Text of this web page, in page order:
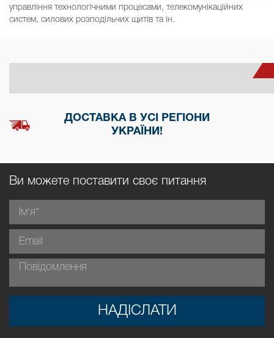
управління технологічними процесами, телекомунікаційних
систем, силових розподільчих щитів та ін.
ДОСТАВКА В УСІ РЕГІОНИ
УКРАЇНИ!
Ви можете поставити своє питання
НАДІСЛАТИ